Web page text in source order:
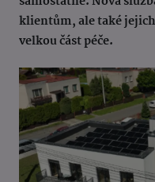
klientům, ale také
velkou část péče.